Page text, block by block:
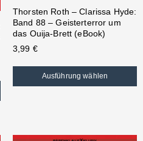
Thorsten Roth – Clarissa Hyde:
Band 88 – Geisterterror um
das Ouija-Brett (eBook)
3,99 €
Ausführung wählen